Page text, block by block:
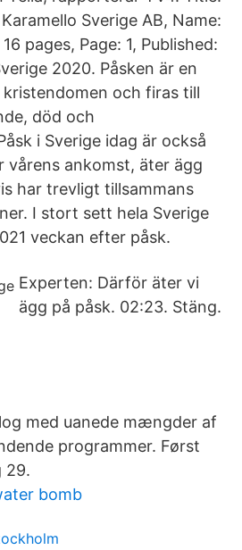
Sverige AB, Name:
pages, Page: 1, Published:
2020. Påsken är en
och firas till
död och
i Sverige idag är också
vårens ankomst, äter ägg
har trevligt tillsammans
I stort sett hela Sverige
veckan efter påsk.
Experten: Därför äter vi
ägg på påsk. 02:23. Stäng.
med uanede mængder af
programmer. Først
29.
bomb